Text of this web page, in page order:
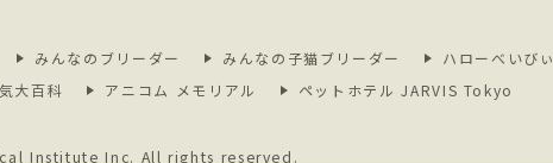
みんなのブリーダー みんなの子猫ブリーダー ハローべいびぃ
大百科 アニコム メモリアル ペットホテル JARVIS Tokyo
Institute Inc. All rights reserved.